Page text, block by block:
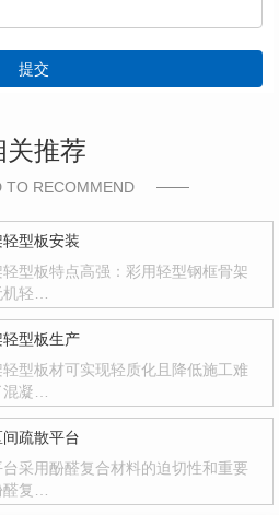
提交
关推荐
TO RECOMMEND
型板安装
型板特点高强：彩用轻型钢框骨架
轻…
型板生产
型板材可实现轻质化且降低施工难
凝…
疏散平台
采用酚醛复合材料的迫切性和重要
复…